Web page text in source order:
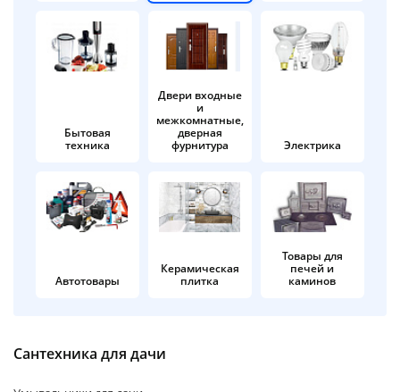
Бытовая
техника
Двери входные
и
межкомнатные,
дверная
фурнитура
Электрика
Автотовары
Керамическая
плитка
Товары для
печей и
каминов
Сантехника для дачи
об оплате Плайтом
раз в 2
недели
Остались вопросы?
8 800 302-02-51
plait.ru